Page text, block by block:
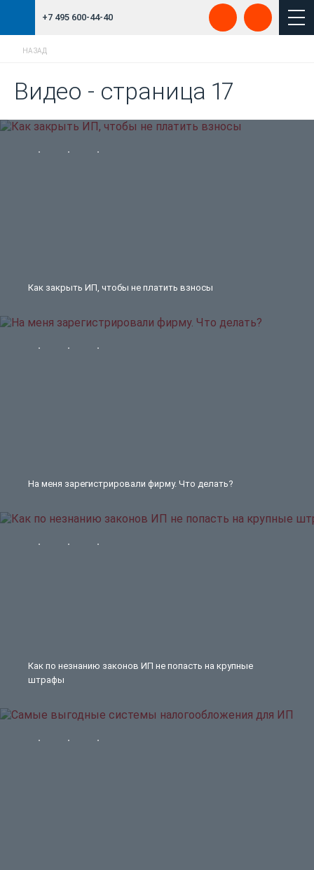
+7 495 600-44-40
НАЗАД
Видео - страница 17
Как закрыть ИП, чтобы не платить взносы
На меня зарегистрировали фирму. Что делать?
Как по незнанию законов ИП не попасть на крупные
штрафы